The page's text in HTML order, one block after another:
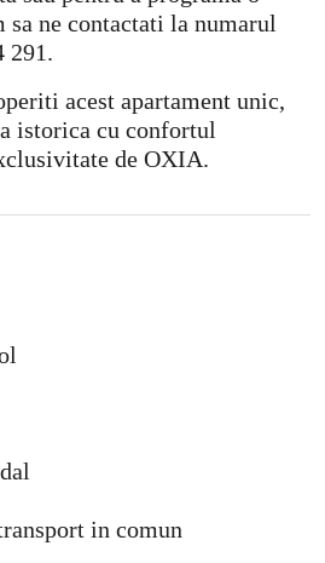
sa ne contactati la numarul
291.
acest apartament unic,
istorica cu confortul
de OXIA.
in comun